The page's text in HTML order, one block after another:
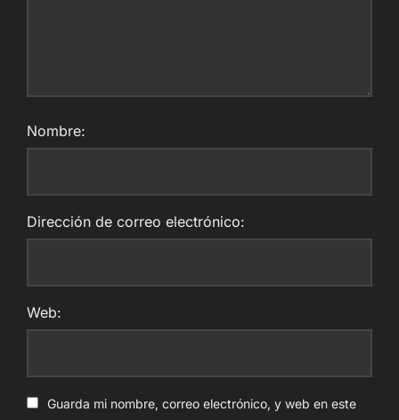
Nombre:
Dirección de correo electrónico:
Web:
Guarda mi nombre, correo electrónico, y web en este